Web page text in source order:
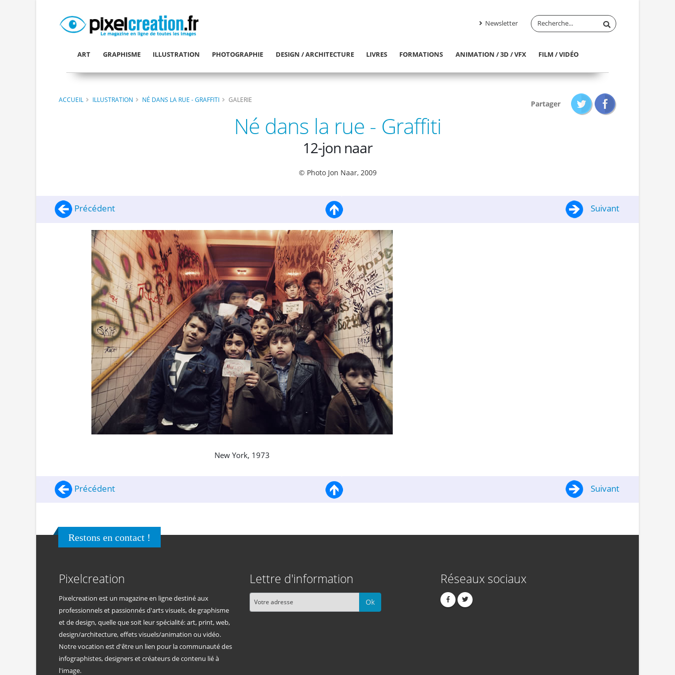
Newsletter
ART GRAPHISME ILLUSTRATION PHOTOGRAPHIE DESIGN / ARCHITECTURE LIVRES FORMATIONS ANIMATION / 3D / VFX FILM / VIDÉO
ACCUEIL ILLUSTRATION NÉ DANS LA RUE - GRAFFITI GALERIE Partager
Né dans la rue - Graffiti
12-jon naar
© Photo Jon Naar, 2009
Précédent Suivant
New York, 1973
Précédent Suivant
Restons en contact !
Pixelcreation
Pixelcreation est un magazine en ligne destiné aux
professionnels et passionnés d'arts visuels, de graphisme
et de design, quelle que soit leur spécialité: art, print, web,
design/architecture, effets visuels/animation ou vidéo.
Notre vocation est d'être un lien pour la communauté des
infographistes, designers et créateurs de contenu lié à
l'image.
Lettre d'information
Ok
Réseaux sociaux